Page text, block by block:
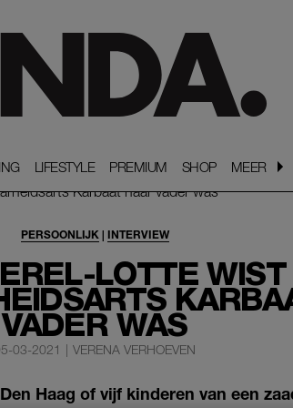
LIFESTYLE
LIFESTYLE PREMIUM
PREMIUM SHOP
SHOP MEER
MEER
LOTTE
VADER WAS
PERSOONLIJK| INTERVIEW
03-2021 | VERENA VERHOEVEN
Haag of vijf kinderen van een